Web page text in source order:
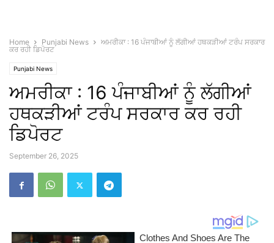
Home Punjabi News
ਅਮਰੀਕਾ : 16 ਪੰਜਾਬੀਆਂ ਨੂੰ ਲੱਗੀਆਂ ਹਥਕੜੀਆਂ ਟਰੰਪ ਸਰਕਾਰ
ਕਰ ਰਹੀ ਡਿਪੋਰਟ
Punjabi News
ਅਮਰੀਕਾ : 16 ਪੰਜਾਬੀਆਂ ਨੂੰ ਲੱਗੀਆਂ
ਹਥਕੜੀਆਂ ਟਰੰਪ ਸਰਕਾਰ ਕਰ ਰਹੀ
ਡਿਪੋਰਟ
September 26, 2025